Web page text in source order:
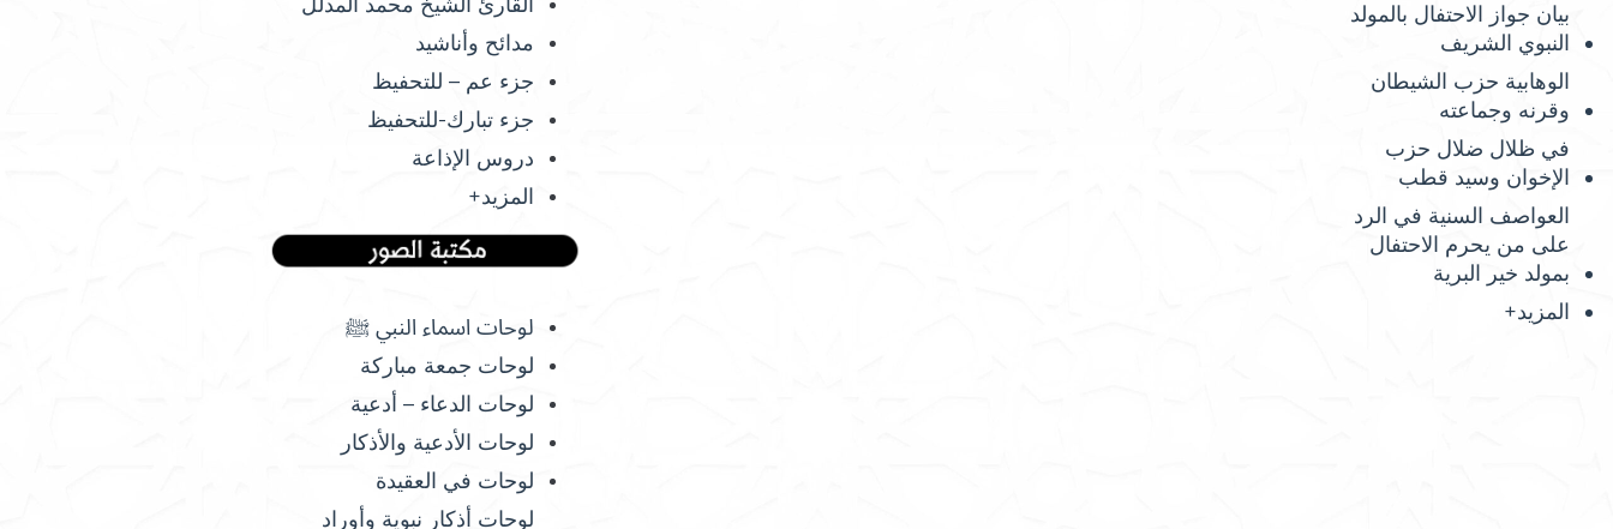
بيان جواز الاحتفال بالمولد
النبوي الشريف
الوهابية حزب الشيطان
وقرنه وجماعته
في ظلال ضلال حزب
الإخوان وسيد قطب
العواصف السنية في الرد
على من يحرم الاحتفال
بمولد خير البرية
المزيد+
مدائح وأناشيد
جزء عم – للتحفيظ
جزء تبارك-للتحفيظ
دروس الإذاعة
المزيد+
لوحات اسماء النبي ﷺ
لوحات جمعة مباركة
لوحات الدعاء – أدعية
لوحات الأدعية والأذكار
لوحات في العقيدة
لوحات أذكار نبوية وأوراد